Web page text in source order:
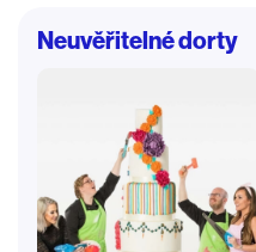
upečeme několik
například kynuté plněné
odpalované těsto, slané
z Rakouska-Uherska,
Terezou ukáží postup,
Neuvěřitelné dorty